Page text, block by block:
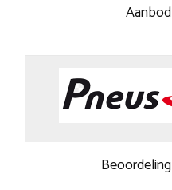
Aanbod
Beoordeling